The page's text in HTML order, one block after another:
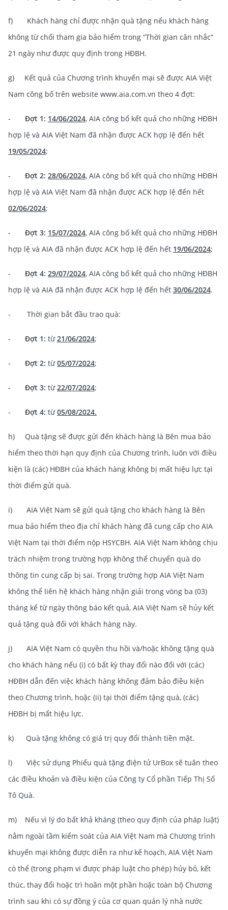
f) Khách hàng chỉ được nhận quà tặng nếu khách hàng
không từ chối tham gia bảo hiểm trong “Thời gian cân nhắc”
21 ngày như được quy định trong HĐBH.
g) Kết quả của Chương trình khuyến mại sẽ được AIA Việt
Nam công bố trên website www.aia.com.vn theo 4 đợt:
- Đợt 1: 14/06/2024, AIA công bố kết quả cho những HĐBH
hợp lệ và AIA Việt Nam đã nhận được ACK hợp lệ đến hết
19/05/2024;
- Đợt 2: 28/06/2024, AIA công bố kết quả cho những HĐBH
hợp lệ và AIA Việt Nam đã nhận được ACK hợp lệ đến hết
02/06/2024;
- Đợt 3: 15/07/2024, AIA công bố kết quả cho những HĐBH
hợp lệ và AIA đã nhận được ACK hợp lệ đến hết 19/06/2024;
- Đợt 4: 29/07/2024, AIA công bố kết quả cho những HĐBH
hợp lệ và AIA đã nhận được ACK hợp lệ đến hết 30/06/2024.
- Thời gian bắt đầu trao quà:
- Đợt 1: từ21/06/2024;
- Đợt 2: từ05/07/2024;
- Đợt 3: từ22/07/2024;
- Đợt 4: từ05/08/2024.
h) Quà tặng sẽ được gửi đến khách hàng là Bên mua bảo
hiểm theo thời hạn quy định của Chương trình, luôn với điều
kiện là (các) HĐBH của khách hàng không bị mất hiệu lực tại
thời điểm gửi quà.
i) AIA Việt Nam sẽ gửi quà tặng cho khách hàng là Bên
mua bảo hiểm theo địa chỉ khách hàng đã cung cấp cho AIA
Việt Nam tại thời điểm nộp HSYCBH. AIA Việt Nam không chịu
trách nhiệm trong trường hợp không thể chuyển quà do
thông tin cung cấp bị sai. Trong trường hợp AIA Việt Nam
không thể liên hệ khách hàng nhận giải trong vòng ba (03)
tháng kể từ ngày thông báo kết quả, AIA Việt Nam sẽ hủy kết
quả tặng quà đối với khách hàng này.
j) AIA Việt Nam có quyền thu hồi và/hoặc không tặng quà
cho khách hàng nếu (i) có bất kỳ thay đổi nào đối với (các)
HĐBH dẫn đến việc khách hàng không đảm bảo điều kiện
theo Chương trình, hoặc (ii) tại thời điểm tặng quà, (các)
HĐBH bị mất hiệu lực.
k) Quà tặng không có giá trị quy đổi thành tiền mặt.
l) Việc sử dụng Phiếu quà tặng điện tử UrBox sẽ tuân theo
các điều khoản và điều kiện của Công ty Cổ phần Tiếp Thị Số
Tô Quà.
m) Nếu vì lý do bất khả kháng (theo quy định của pháp luật)
nằm ngoài tầm kiểm soát của AIA Việt Nam mà Chương trình
khuyến mại không được diễn ra như kế hoạch, AIA Việt Nam
có thể (trong phạm vi được pháp luật cho phép) hủy bỏ, kết
thúc, thay đổi hoặc trì hoãn một phần hoặc toàn bộ Chương
trình sau khi có sự đồng ý của cơ quan quản lý nhà nước